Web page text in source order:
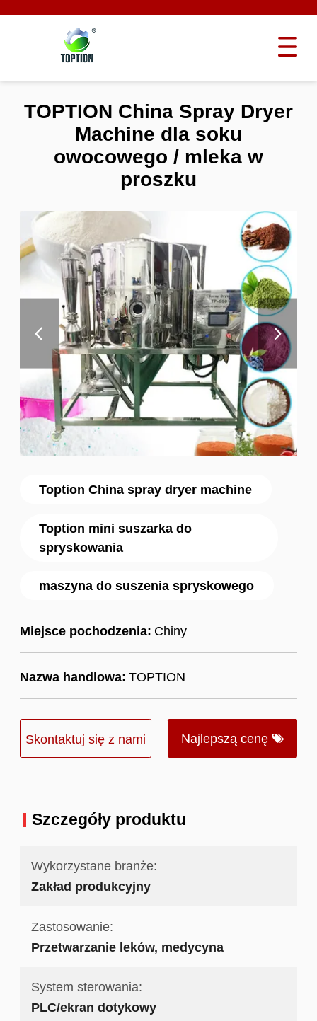
Toption China spray dryer machine
Toption mini suszarka do
spryskowania
maszyna do suszenia spryskowego
Miejsce pochodzenia: Chiny
Nazwa handlowa: TOPTION
Skontaktuj się z nami Najlepszą cenę
TOPTION China Spray Dryer
Machine dla soku
owocowego / mleka w
proszku
Szczegóły produktu
Wykorzystane branże:
Zakład produkcyjny
Zastosowanie:
Przetwarzanie leków, medycyna
System sterowania:
PLC/ekran dotykowy